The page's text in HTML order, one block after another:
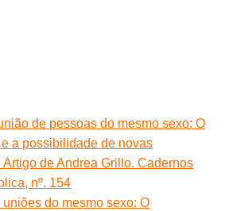
de pessoas do mesmo sexo: O
a possibilidade de novas
Artigo de Andrea Grillo. Cadernos
nº. 154
uniões do mesmo sexo: O